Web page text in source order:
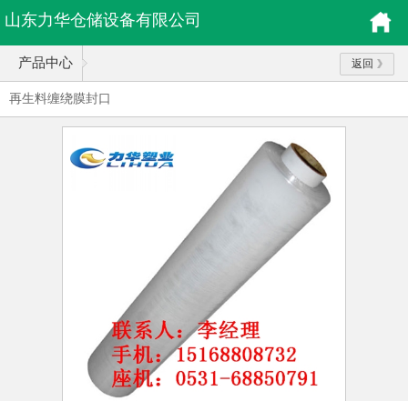
山东力华仓储设备有限公司
产品中心 返回
再生料缠绕膜封口